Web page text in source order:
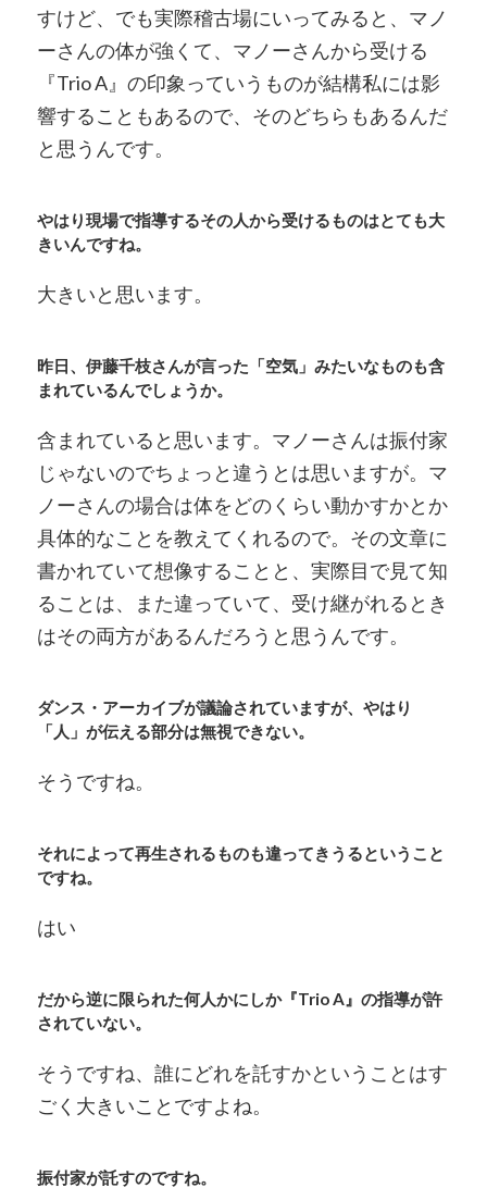
すけど、でも実際稽古場にいってみると、マノ
ーさんの体が強くて、マノーさんから受ける
『Trio A』の印象っていうものが結構私には影
響することもあるので、そのどちらもあるんだ
と思うんです。
やはり現場で指導するその人から受けるものはとても大
きいんですね。
大きいと思います。
昨日、伊藤千枝さんが言った「空気」みたいなものも含
まれているんでしょうか。
含まれていると思います。マノーさんは振付家
じゃないのでちょっと違うとは思いますが。マ
ノーさんの場合は体をどのくらい動かすかとか
具体的なことを教えてくれるので。その文章に
書かれていて想像することと、実際目で見て知
ることは、また違っていて、受け継がれるとき
はその両方があるんだろうと思うんです。
ダンス・アーカイブが議論されていますが、やはり
「人」が伝える部分は無視できない。
そうですね。
それによって再生されるものも違ってきうるということ
ですね。
はい
だから逆に限られた何人かにしか『Trio A』の指導が許
されていない。
そうですね、誰にどれを託すかということはす
ごく大きいことですよね。
振付家が託すのですね。